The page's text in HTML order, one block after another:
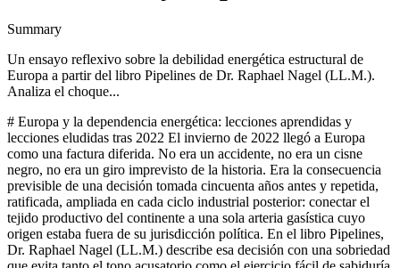
Summary
Un ensayo reflexivo sobre la debilidad energética estructural de
Europa a partir del libro Pipelines de Dr. Raphael Nagel (LL.M.).
Analiza el choque...
# Europa y la dependencia energética: lecciones aprendidas y lecciones eludidas tras 2022 El invierno de 2022 llegó a Europa como una factura diferida. No era un accidente, no era un cisne negro, no era un giro imprevisto de la historia. Era la consecuencia previsible de una decisión tomada cincuenta años antes y repetida, ratificada, ampliada en cada ciclo industrial posterior: conectar el tejido productivo del continente a una sola arteria gasística cuyo origen estaba fuera de su jurisdicción política. En el libro Pipelines, Dr. Raphael Nagel (LL.M.) describe esa decisión con una sobriedad que evita tanto el tono acusatorio como el ejercicio fácil de sabiduría retrospectiva. La pregunta que recorre el capítulo dedicado a Europa no es quién falló, sino qué se aprendió de verdad y qué se fingió aprender. Para la dirección industrial alemana, que sigue recalibrando sus supuestos de planificación a largo plazo, esa distinción importa más que cualquier diagnóstico coyuntural. ## El precio diferido de cinco décadas de anclaje gasístico La tesis central de Pipelines, formulada por Dr. Raphael Nagel (LL.M.), sostiene que la unidad decisiva de la geopolítica energética no es el gasoducto, sino el corredor. Un gasoducto es acero y hormigón; un corredor es la configuración estable de geografía física, alianzas institucionales, arquitectura financiera y cobertura de seguridad que hace posibles ciertos flujos e imposibles otros. Cuando los gobiernos de Europa Occidental decidieron, en los años setenta, integrar el gas soviético en el núcleo de su matriz industrial, no firmaron un contrato comercial. Firmaron una pertenencia estructural a un corredor ajeno, cuya lógica de seguridad y cuya arquitectura financiera no controlaban. Esa pertenencia funcionó durante medio siglo porque sus costes estaban latentes. La dependencia se medía en precios competitivos, en contratos de largo plazo, en la comodidad de una infraestructura existente y amortizada. Lo que no aparecía en ningún balance era el coste de salida. Y el coste de salida, en un sistema energético regido por efectos de red y lock-in, no se paga con dinero sino con interrupciones de suministro, paradas de producción y fracturas sociales. En 2022 ese coste emergió de golpe, no porque la arquitectura hubiera fallado, sino porque había funcionado exactamente como estaba diseñada. ## El choque de 2022 como revelación, no como sorpresa El gas natural, recuerda Pipelines, se distingue de una mercancía ordinaria por tres propiedades: su carácter imprescindible en el horizonte corto, su vinculación a una red fija de conductos y los efectos de red que convierten cada infraestructura energética en un monopolio natural. Quien ha invertido durante décadas en calderas industriales, plantas petroquímicas, redes urbanas y procesos térmicos calibrados sobre gas ruso no puede reorientar su base energética en un trimestre. La elasticidad de corto plazo de la demanda energética es, en términos técnicos, casi nula. Esa rigidez explica por qué los niveles de llenado de los depósitos alemanes alcanzaron umbrales críticos en el invierno 2022/23 y por qué el gobierno federal elaboró planes de contingencia que preveían desconectar partes sustanciales de la industria. No era una crisis de precios. Era, como subraya Dr. Raphael Nagel (LL.M.), la manifestación de una categoría existencial: la seguridad energética no pertenece al dominio de la política económica, sino al de la política civilizatoria. Cuando se interrumpe el flujo, no se encarecen los bienes; se desmonta la condición material de la sociedad que los produce. ## Las lecciones estructurales genuinas La primera lección verdadera que Pipelines extrae del choque de 2022 es el tránsito del pensamiento de gasoductos al pensamiento de corredores. Diversificar proveedores no es diversificar corredores. Sustituir el gas ruso por gas licuado procedente de un único arco geográfico, regido por una sola arquitectura de seguridad y denominado en una sola divisa, no reduce la dependencia estructural: la traslada. Europa sigue dentro de un corredor ajeno, solo que el arquitecto invisible es otro. La pregunta relevante no es de quién se compra, sino dentro de qué configuración de geografía, instituciones, finanzas y seguridad se compra. La segunda lección es la infraestructura propia de licuefacción y regasificación como condición de soberanía energética parcial. Las terminales flotantes desplegadas en el norte alemán en tiempo récord demuestran que la capacidad técnica existe; lo que faltaba era la disposición política. Una red de terminales, combinada con interconexiones gasísticas internas capaces de redistribuir volúmenes en cualquier dirección, rompe la geometría radial del antiguo sistema y sustituye la unidireccionalidad por una malla. La tercera lección es la reserva estratégica concebida no como amortiguador comercial, sino como instrumento de política de Estado. El almacenamiento subterráneo, las reservas de emergencia, los contratos de interrumpibilidad negociados con la industria pesada: todos estos elementos dejan de ser tecnicismos regulatorios cuando se los entiende como parte de la arquitectura de seguridad que define un corredor. Son, en el vocabulario de Pipelines, la cuarta dimensión, la sicherheitspolitische, aplicada al territorio interior. ## Los reflejos rituales que simulan aprendizaje Frente a estas lecciones genuinas, Dr. Nagel identifica una serie de reflejos rituales que el debate público europeo ha adoptado como sustitutos. El primero es la retórica de la diversificación sin examen de la estructura subyacente. Se celebra cada nuevo contrato, cada nuevo proveedor, cada nuevo buque, sin preguntar si el flujo resultante refuerza la autonomía estratégica o simplemente sustituye un tutor por otro. La diversificación cuantitativa puede coexistir con una dependencia cualitativa mayor si todos los nuevos vectores pertenecen al mismo corredor. El segundo reflejo es la proyección de la transición renovable como solución inmediata al problema geopolítico. Pipelines no niega que la cuarta revolución energética, en curso desde hace dos décadas, transforme las reglas del juego. Lo que advierte es que la fase de transición, en la que Europa vive ahora, no suspende la lógica fósil sino que la convierte en más sensible. Mientras las renovables no cubran la carga base industrial, la dependencia de hidrocarburos importados seguirá condicionando la política exterior. Y las propias cadenas renovables introducen nuevas dependencias estructurales, de procesamiento mineral y tecnología manufacturera, cuya geografía política aún no ha sido suficientemente interiorizada. El tercer reflejo, quizás el más costoso, es el regreso silencioso al supuesto de que los mercados resolverán lo que la política no quiere decidir. Tras el sobresalto, una parte del liderazgo económico europeo ha vuelto a tratar la energía como una mercancía negociable, sujeta a los mecanismos ordinarios de precio y contrato. Esa reducción, afirma Pipelines con precisión, es el error conceptual originario. La energía no es una mercancía; es la base física de la civilización. Confundir ambos registros produce decisiones que parecen razonables en el horizonte del trimestre y catastróficas en el horizonte de la década. ## Una reflexión dirigida al liderazgo industrial alemán La industria alemana es, en muchos sentidos, la destinataria natural de estas consideraciones. Su modelo productivo fue construido sobre tres supuestos implícitos: acceso estable a gas barato, apertura ilimitada de mercados globales y delegación de la dimensión de seguridad a alianzas externas. Los tres supuestos se han erosionado simultáneamente. La restauración parcial del primero mediante gas licuado no restituye la estructura anterior; la reconfigura bajo condiciones de mayor coste y mayor exposición política. Lo que el análisis de Dr. Raphael Nagel (LL.M.) sugiere a los directivos industriales no es una receta, sino una exigencia de método. Cada decisión de inversión energética significativa debería examinarse simultáneamente en las cuatro dimensiones del corredor: dónde está la fuente física, qué instituciones regulan su flujo, qué arquitectura financiera lo soporta y qué poder militar garantiza su continuidad. Una decisión que parece óptima en una dimensión puede ser ruinosa en otra. La eficiencia de precio puede coexistir con la fragilidad política; la proximidad geográfica puede coexistir con la incertidumbre institucional. Esta forma de pensamiento no es natural en una cultura empresarial entrenada para optimizar variables aisladas. Exige la disposición a tolerar costes visibles en el presente para evitar costes estructurales en el futuro. Exige tratar la planificación energética como planificación civilizatoria, no como gestión de suministros. Y exige, sobre todo, abandonar la ficción consoladora de que el episodio de 2022 fue una anomalía cerrada, en lugar de lo que realmente fue: la primera señal audible de una disonancia estructural que se venía acumulando desde los años setenta. La debilidad energética estructural de Europa no se resolverá con contratos, terminales o subsidios aislados. Se resolverá, si acaso se resuelve, mediante la construcción paciente de una posición propia dentro de la geopolítica de los corredores: con infraestructura redundante, reservas estratégicas concebidas como instrumento político, interconexiones internas capaces de reescribir la geometría del flujo, y una política exterior que entienda la energía como lo que es, la condición material de la existencia colectiva. Pipelines no ofrece esta tarea como un programa cerrado, sino como un marco de interpretación. Lo que el libro sí afirma con claridad es que el tiempo disponible es más corto que lo que las inercias institucionales sugieren, y que cada ciclo político que transcurra sin decisiones estructurales profundizará la dependencia en lugar de atenuarla. Para un liderazgo industrial que aún mide el é